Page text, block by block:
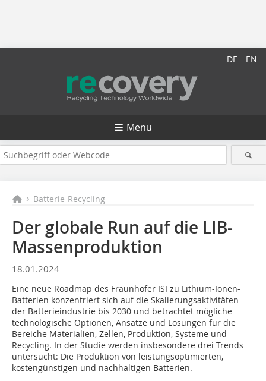
DE EN
Menü
Batterie-Recycling
Der globale Run auf die LIB-
Massenproduktion
18.01.2024
Eine neue Roadmap des Fraunhofer ISI zu Lithium-Ionen-
Batterien konzentriert sich auf die Skalierungsaktivitäten
der Batterieindustrie bis 2030 und betrachtet mögliche
technologische Optionen, Ansätze und Lösungen für die
Bereiche Materialien, Zellen, Produktion, Systeme und
Recycling. In der Studie werden insbesondere drei Trends
untersucht: Die Produktion von leistungsoptimierten,
kostengünstigen und nachhaltigen Batterien.